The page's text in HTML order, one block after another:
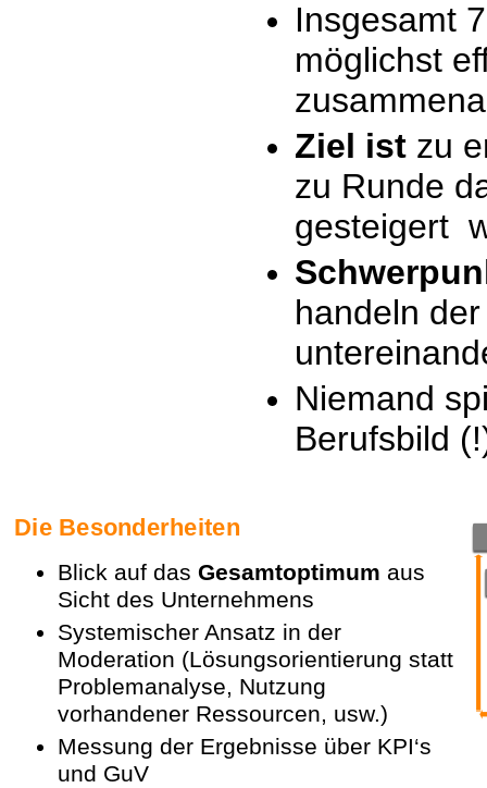
Insgesamt 7
möglichst
Ziel ist zu
zu Runde
gesteigert
handeln der
Niemand
Berufsbild
Die Besonderheiten
Blick auf das Gesamtoptimum aus
Sicht des Unternehmens
Systemischer Ansatz in der
Moderation (Lösungsorientierung statt
Problemanalyse, Nutzung
vorhandener Ressourcen, usw.)
Messung der Ergebnisse über KPI‘s
und GuV